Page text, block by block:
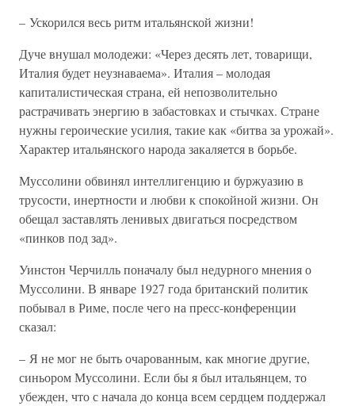
– Ускорился весь ритм итальянской жизни!
Дуче внушал молодежи: «Через десять лет, товарищи,
Италия будет неузнаваема». Италия – молодая
капиталистическая страна, ей непозволительно
растрачивать энергию в забастовках и стычках. Стране
нужны героические усилия, такие как «битва за урожай».
Характер итальянского народа закаляется в борьбе.
Муссолини обвинял интеллигенцию и буржуазию в
трусости, инертности и любви к спокойной жизни. Он
обещал заставлять ленивых двигаться посредством
«пинков под зад».
Уинстон Черчилль поначалу был недурного мнения о
Муссолини. В январе 1927 года британский политик
побывал в Риме, после чего на пресс-конференции
сказал:
– Я не мог не быть очарованным, как многие другие,
синьором Муссолини. Если бы я был итальянцем, то
убежден, что с начала до конца всем сердцем поддержал